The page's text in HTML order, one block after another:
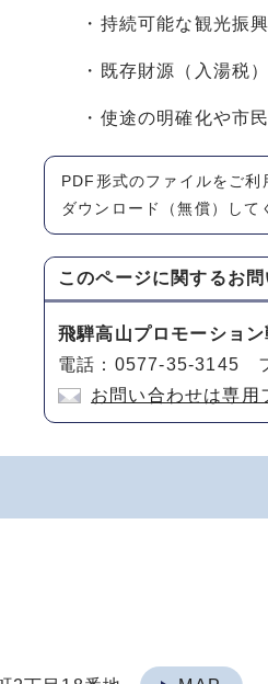
・持続可能な観光振興
・既存財源（入湯税）
・使途の明確化や市民
PDF形式のファイルをご
ダウンロード（無償）して
このページに関するお
飛騨高山プロモーショ
電話：0577-35-3145
お問い合わせは専用